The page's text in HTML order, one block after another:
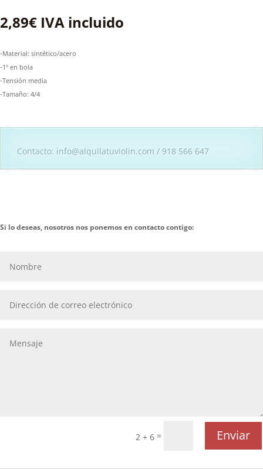
2,89€ IVA incluido
-Material: sintético/acero
-1º en bola
-Tensión media
-Tamaño: 4/4
Contacto: info@alquilatuviolin.com / 918 566 647
Si lo deseas, nosotros nos ponemos en contacto contigo:
2 + 6 = Enviar